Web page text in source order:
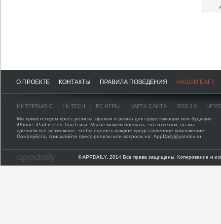
О ПРОЕКТЕ КОНТАКТЫ ПРАВИЛА ПОВЕДЕНИЯ НАШЛИ БАГ?
ИНТЕРВЬЮ С HI-TECH PC ИГРЫ КАРТА САЙТА RSS 2.0
Мы приветствуем пресс-релизы, превью и ревью для существующих или будущих
iPhone, iPad и iPod Touch игр. Мы не можем обещать, что ответим, но мы
сделаем все возможное, чтобы оценить каждое представленное приложение.
Пожалуйста, присылайте пресс-релизы или вопросы на: AppDaily@yandex.ru
© APPDAILY, 2014 Все права защищены. Копирование и